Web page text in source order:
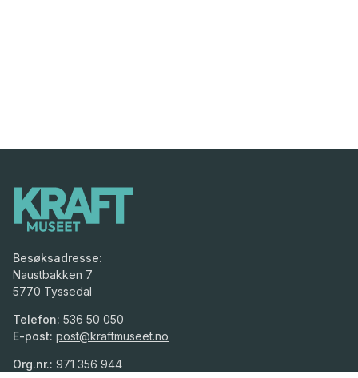
Besøksadresse:
Naustbakken 7
5770 Tyssedal
Telefon: 536 50 050
E-post: post@kraftmuseet.no
Org.nr.: 971 356 944